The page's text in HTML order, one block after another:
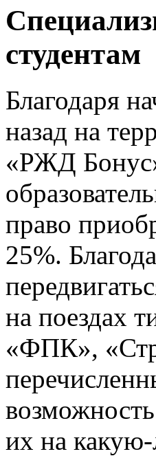
студентам
Благодаря
назад на
«РЖД
право
25%.
на поездах
«ФПК»,
их на